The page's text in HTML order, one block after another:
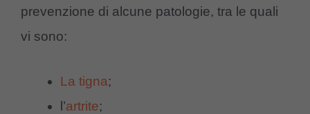
prevenzione di alcune patologie, tra le quali
vi sono:
La tigna;
l’artrite;